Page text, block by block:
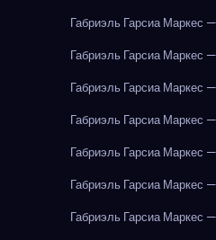
Габриэль Гарсиа Маркес
Габриэль Гарсиа Маркес
Габриэль Гарсиа Маркес
Габриэль Гарсиа Маркес
Габриэль Гарсиа Маркес
Габриэль Гарсиа Маркес
Габриэль Гарсиа Маркес